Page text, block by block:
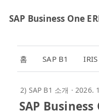
SAP Business One
홈 SAP B1
2) SAP B1 소개 · 2026.
SAP Business